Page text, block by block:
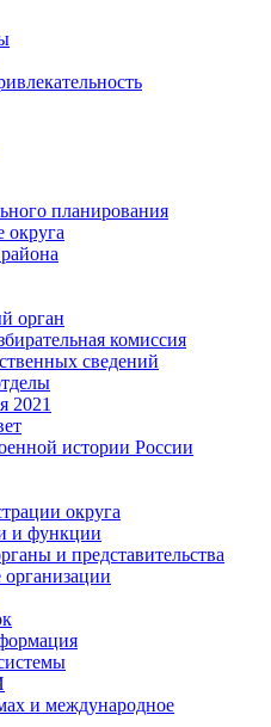
планирования
округа
орган
комиссия
сведений
2021
истории России
округа
и функции
и представительства
и международное